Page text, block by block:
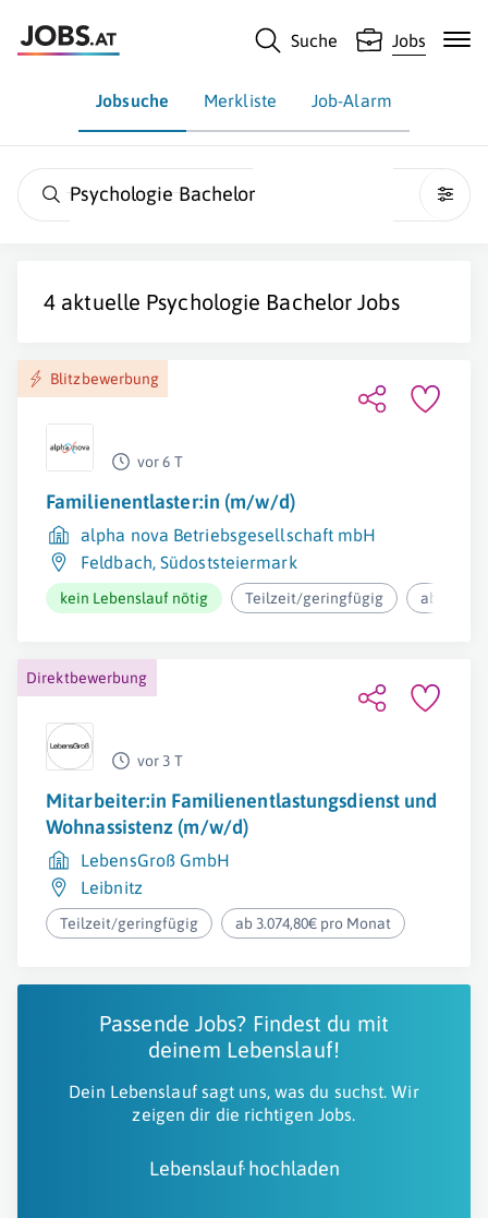
Suche Jobs
Jobsuche Merkliste Job-Alarm
Psychologie Bachelor
4 aktuelle Psychologie Bachelor Jobs
Blitzbewerbung
vor 6 T
Familienentlaster:in (m/w/d)
alpha nova Betriebsgesellschaft mbH
Feldbach,Südoststeiermark
kein Lebenslauf nötig Teilzeit/geringfügig ab
Direktbewerbung
vor 3 T
Mitarbeiter:in Familienentlastungsdienst und
Wohnassistenz (m/w/d)
LebensGroß GmbH
Leibnitz
Teilzeit/geringfügig ab 3.074,80€ pro Monat
Passende Jobs? Findest du mit
deinem Lebenslauf!
Dein Lebenslauf sagt uns, was du suchst. Wir
zeigen dir die richtigen Jobs.
Lebenslauf hochladen